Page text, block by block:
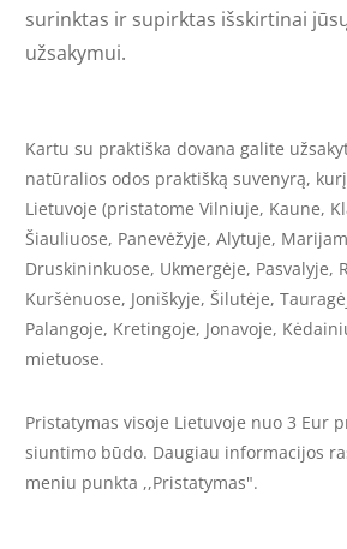
surinktas ir supirktas išskirtinai
užsakymui.
Kartu su praktiška dovana galite
natūralios odos praktišką suvenyrą,
Lietuvoje (pristatome Vilniuje, Kaune,
Šiauliuose, Panevėžyje, Alytuje,
Druskininkuose, Ukmergėje, Pasvalyje,
Kuršėnuose, Joniškyje, Šilutėje,
Palangoje, Kretingoje, Jonavoje,
mietuose.
Pristatymas visoje Lietuvoje nuo 3 Eur
siuntimo būdo. Daugiau informacijos
meniu punkta ,,Pristatymas".